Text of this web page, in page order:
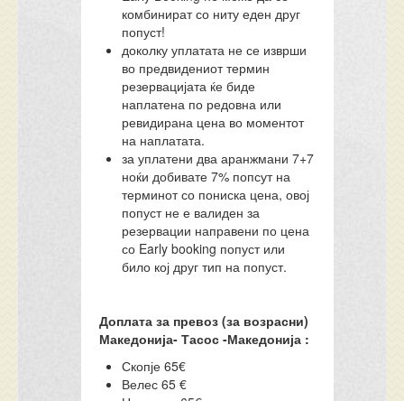
комбинират со ниту еден друг
попуст!
доколку уплатата не се изврши
во предвидениот термин
резервацијата ќе биде
наплатена по редовна или
ревидирана цена во моментот
на наплатата.
за уплатени два аранжмани 7+7
ноќи добивате 7% попсут на
терминот со пониска цена, овој
попуст не е валиден за
резервации направени по цена
со Early booking попуст или
било кој друг тип на попуст.
Доплата за превоз (за возрасни)
Македонија- Тасос -Македонија :
Скопје 65€
Велес 65 €